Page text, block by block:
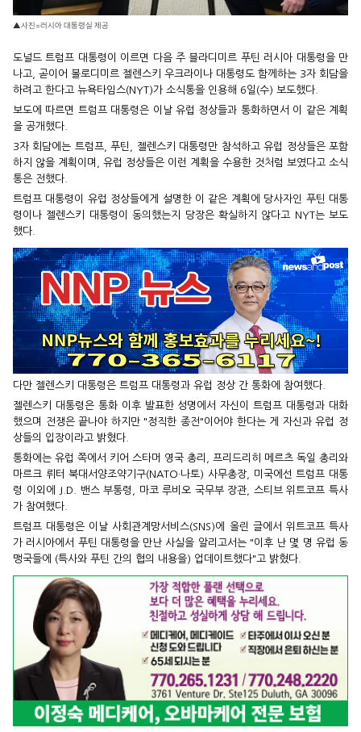
▲사진=러시아 대통령실 제공
도널드 트럼프 대통령이 이르면 다음 주 블라디미르 푸틴 러시아 대통령을 만
나고, 곧이어 볼로디미르 젤렌스키 우크라이나 대통령도 함께하는 3자 회담을
하려고 한다고 뉴욕타임스(NYT)가 소식통을 인용해 6일(수) 보도했다.
보도에 따르면 트럼프 대통령은 이날 유럽 정상들과 통화하면서 이 같은 계획
을 공개했다.
3자 회담에는 트럼프, 푸틴, 젤렌스키 대통령만 참석하고 유럽 정상들은 포함
하지 않을 계획이며, 유럽 정상들은 이런 계획을 수용한 것처럼 보였다고 소식
통은 전했다.
트럼프 대통령이 유럽 정상들에게 설명한 이 같은 계획에 당사자인 푸틴 대통
령이나 젤렌스키 대통령이 동의했는지 당장은 확실하지 않다고 NYT는 보도
했다.
다만 젤렌스키 대통령은 트럼프 대통령과 유럽 정상 간 통화에 참여했다.
젤렌스키 대통령은 통화 이후 발표한 성명에서 자신이 트럼프 대통령과 대화
했으며 전쟁은 끝나야 하지만 "정직한 종전"이어야 한다는 게 자신과 유럽 정
상들의 입장이라고 밝혔다.
통화에는 유럽 쪽에서 키어 스타머 영국 총리, 프리드리히 메르츠 독일 총리와
마르크 뤼터 북대서양조약기구(NATO·나토) 사무총장, 미국에선 트럼프 대통
령 이외에 J.D. 밴스 부통령, 마코 루비오 국무부 장관, 스티브 위트코프 특사
가 참여했다.
트럼프 대통령은 이날 사회관계망서비스(SNS)에 올린 글에서 위트코프 특사
가 러시아에서 푸틴 대통령을 만난 사실을 알리고서는 "이후 난 몇 명 유럽 동
맹국들에 (특사와 푸틴 간의 협의 내용을) 업데이트했다"고 밝혔다.